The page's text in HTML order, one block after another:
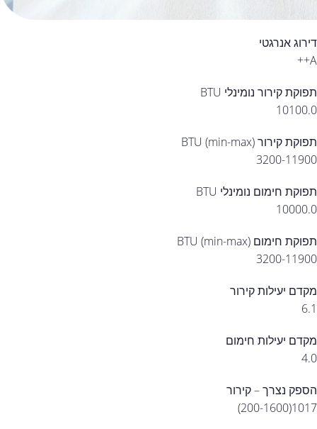
דירוג אנרגטי
A++
תפוקת קירור נומינלי BTU
10100.0
תפוקת קירור (min-max) BTU
3200-11900
תפוקת חימום נומינלי BTU
10000.0
תפוקת חימום (min-max) BTU
3200-11900
מקדם יעילות קירור
6.1
מקדם יעילות חימום
4.0
הספק נצרך – קירור
1017(200-1600)